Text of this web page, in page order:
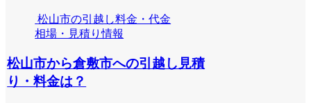
松山市の引越し料金・代金
相場・見積り情報
松山市から倉敷市への引越し見積
り・料金は？